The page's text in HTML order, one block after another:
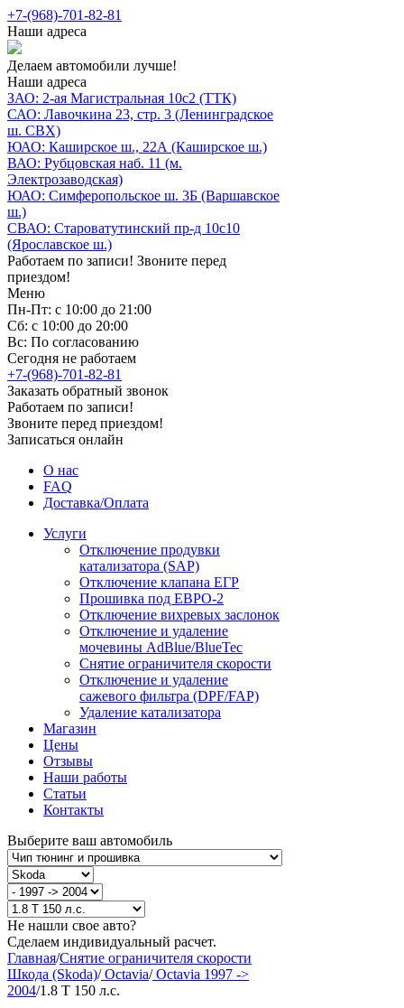
+7-(968)-701-82-81
Наши адреса
Делаем автомобили лучше!
Наши адреса
ЗАО: 2-ая Магистральная 10с2 (ТТК)
САО: Лавочкина 23, стр. 3 (Ленинградское
ш. СВХ)
ЮАО: Каширское ш., 22А (Каширское ш.)
ВАО: Рубцовская наб. 11 (м.
Электрозаводская)
ЮАО: Симферопольское ш. 3Б (Варшавское
ш.)
СВАО: Староватутинский пр-д 10с10
(Ярославское ш.)
Работаем по записи! Звоните перед
приездом!
Меню
Пн-Пт: с 10:00 до 21:00
Сб: с 10:00 до 20:00
Вс: По согласованию
Сегодня не работаем
+7-(968)-701-82-81
Заказать обратный звонок
Работаем по записи!
Звоните перед приездом!
Записаться онлайн
О нас
FAQ
Доставка/Оплата
Услуги
Отключение продувки
катализатора (SAP)
Отключение клапана ЕГР
Прошивка под ЕВРО-2
Отключение вихревых заслонок
Отключение и удаление
мочевины AdBlue/BlueTec
Снятие ограничителя скорости
Отключение и удаление
сажевого фильтра (DPF/FAP)
Удаление катализатора
Магазин
Цены
Отзывы
Наши работы
Статьи
Контакты
Выберите ваш автомобиль
Не нашли свое авто?
Сделаем индивидуальный расчет.
Главная/Снятие ограничителя скорости
Шкода (Skoda)/Octavia/Octavia 1997 ->
2004/1.8 T 150 л.с.